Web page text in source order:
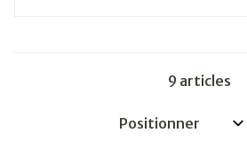
9 articles
Trier par: